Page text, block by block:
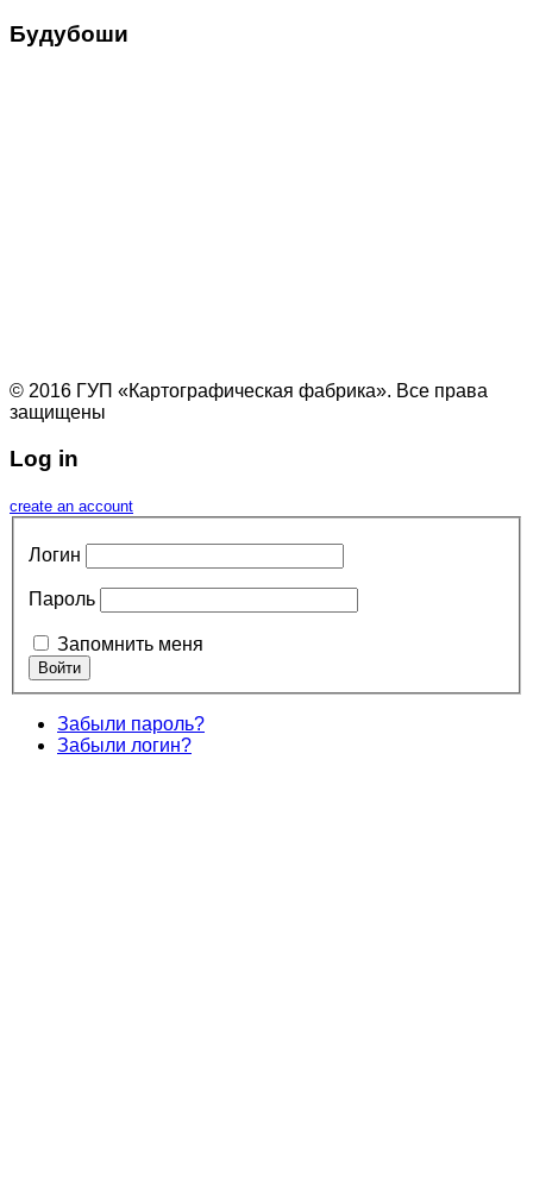
Будубоши
© 2016 ГУП «Картографическая фабрика». Все права
защищены
Log in
create an account
Логин
Пароль
Запомнить меня
Забыли пароль?
Забыли логин?